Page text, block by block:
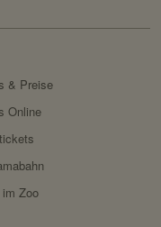
& Preise
Online
Zoo